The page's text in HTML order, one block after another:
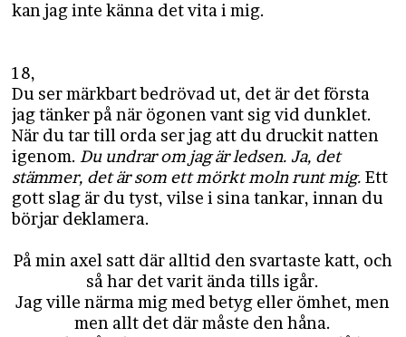
kan jag inte känna det vita i mig.
18,
Du ser märkbart bedrövad ut, det är det första
jag tänker på när ögonen vant sig vid dunklet.
När du tar till orda ser jag att du druckit natten
igenom. Du undrar om jag är ledsen. Ja, det
stämmer, det är som ett mörkt moln runt mig. Ett
gott slag är du tyst, vilse i sina tankar, innan du
börjar deklamera.
På min axel satt där alltid den svartaste katt, och
så har det varit ända tills igår.
Jag ville närma mig med betyg eller ömhet, men
men allt det där måste den håna.